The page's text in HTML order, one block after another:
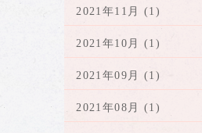
2021年11月 (1)
2021年10月 (1)
2021年09月 (1)
2021年08月 (1)